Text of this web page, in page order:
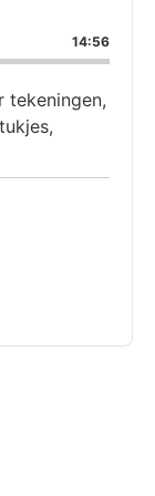
14:56
tekeningen,